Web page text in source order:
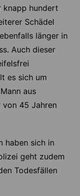
knapp hundert
Schädel
länger in
Auch dieser
es sich um
aus
von 45 Jahren
haben sich in
geht zudem
Todesfällen